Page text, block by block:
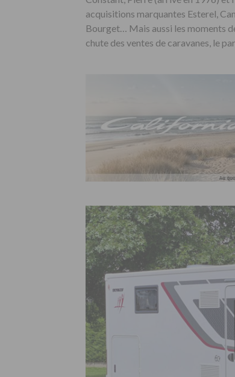
acquisitions marquantes Esterel,
Bourget… Mais aussi les moments
chute des ventes de caravanes, le